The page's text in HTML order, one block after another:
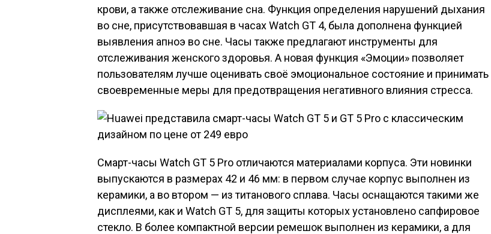
крови, а также отслеживание сна. Функция определения нарушений дыхания
во сне, присутствовавшая в часах Watch GT 4, была дополнена функцией
выявления апноэ во сне. Часы также предлагают инструменты для
отслеживания женского здоровья. А новая функция «Эмоции» позволяет
пользователям лучше оценивать своё эмоциональное состояние и принимать
своевременные меры для предотвращения негативного влияния стресса.
Смарт-часы Watch GT 5 Pro отличаются материалами корпуса. Эти новинки
выпускаются в размерах 42 и 46 мм: в первом случае корпус выполнен из
керамики, а во втором — из титанового сплава. Часы оснащаются такими же
дисплеями, как и Watch GT 5, для защиты которых установлено сапфировое
стекло. В более компактной версии ремешок выполнен из керамики, а для